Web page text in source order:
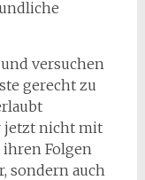
versuchen
gerecht zu
jetzt nicht mit
ihren Folgen
sondern auch